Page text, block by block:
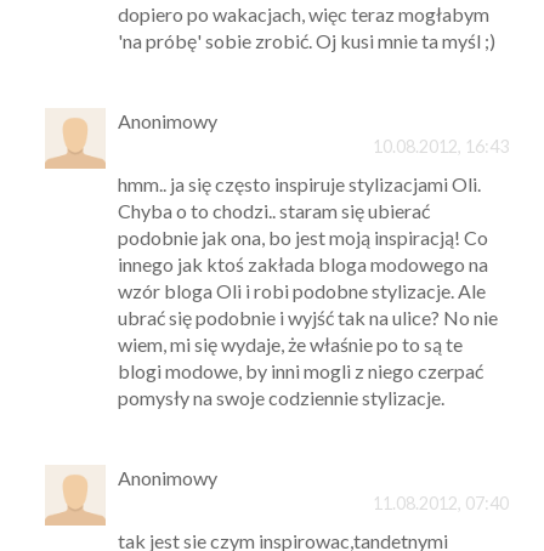
dopiero po wakacjach, więc teraz mogłabym
'na próbę' sobie zrobić. Oj kusi mnie ta myśl ;)
Anonimowy
10.08.2012, 16:43
hmm.. ja się często inspiruje stylizacjami Oli.
Chyba o to chodzi.. staram się ubierać
podobnie jak ona, bo jest moją inspiracją! Co
innego jak ktoś zakłada bloga modowego na
wzór bloga Oli i robi podobne stylizacje. Ale
ubrać się podobnie i wyjść tak na ulice? No nie
wiem, mi się wydaje, że właśnie po to są te
blogi modowe, by inni mogli z niego czerpać
pomysły na swoje codziennie stylizacje.
Anonimowy
11.08.2012, 07:40
tak jest sie czym inspirowac,tandetnymi